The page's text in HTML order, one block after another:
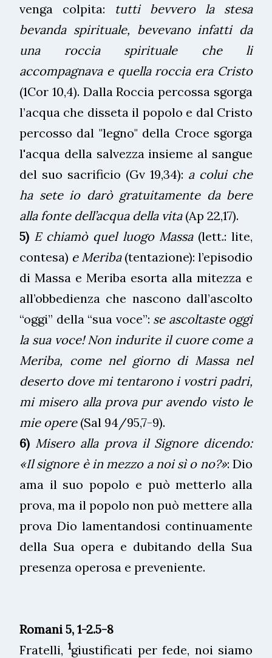
venga colpita: tutti bevvero la stesa
bevanda spirituale, bevevano infatti da
una roccia spirituale che li
accompagnava e quella roccia era Cristo
(1Cor 10,4). Dalla Roccia percossa sgorga
l’acqua che disseta il popolo e dal Cristo
percosso dal "legno" della Croce sgorga
l'acqua della salvezza insieme al sangue
del suo sacrificio (Gv 19,34): a colui che
ha sete io darò gratuitamente da bere
alla fonte dell’acqua della vita (Ap 22,17).
5) E chiamò quel luogo Massa (lett.: lite,
contesa) e Meriba(tentazione): l’episodio
di Massa e Meriba esorta alla mitezza e
all’obbedienza che nascono dall’ascolto
“oggi” della “sua voce”: se ascoltaste oggi
la sua voce! Non indurite il cuore come a
Meriba, come nel giorno di Massa nel
deserto dove mi tentarono i vostri padri,
mi misero alla prova pur avendo visto le
mie opere(Sal 94/95,7-9).
6) Misero alla prova il Signore dicendo:
«Il signore è in mezzo a noi sì o no?»: Dio
ama il suo popolo e può metterlo alla
prova, ma il popolo non può mettere alla
prova Dio lamentandosi continuamente
della Sua opera e dubitando della Sua
presenza operosa e preveniente.
Romani 5, 1-2.5-8
Fratelli,1giustificati per fede, noi siamo